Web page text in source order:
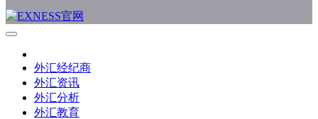
外汇经纪商
外汇资讯
外汇分析
外汇教育